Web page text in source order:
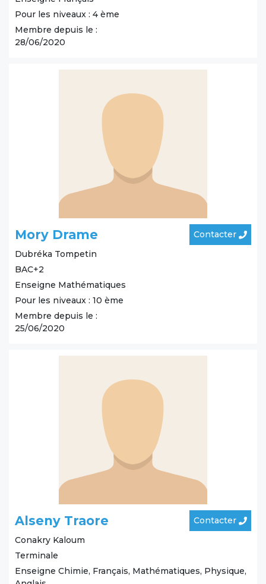
Pour les niveaux : 4 ème
Membre depuis le :
28/06/2020
Mory Drame
Contacter
Dubréka Tompetin
BAC+2
Enseigne Mathématiques
Pour les niveaux : 10 ème
Membre depuis le :
25/06/2020
Alseny Traore
Contacter
Conakry Kaloum
Terminale
Enseigne Chimie, Français, Mathématiques, Physique,